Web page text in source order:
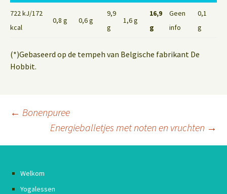
722 kJ/172
kcal
0,8 g 0,6 g
9,9
g
1,6 g
16,9
g
Geen
info
0,1
g
(*)Gebaseerd op de tempeh van Belgische fabrikant De
Hobbit.
Berichtnavigatie
← Bonenpuree
Energieballetjes met noten en vruchten →
Welkom
Yogalessen